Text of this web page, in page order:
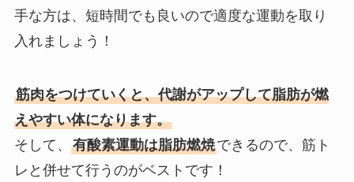
手な方は、短時間でも良いので適度な運動を取り
入れましょう！
筋肉をつけていくと、代謝がアップして脂肪が燃
えやすい体になります。
そして、 有酸素運動は脂肪燃焼できるので、筋ト
レと併せて行うのがベストです！